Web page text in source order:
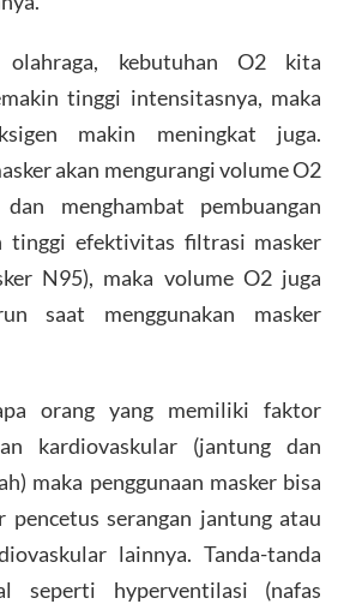
olahraga, kebutuhan O2 kita
tinggi intensitasnya, maka
makin meningkat juga.
akan mengurangi volume O2
menghambat pembuangan
tinggi efektivitas filtrasi masker
N95), maka volume O2 juga
saat menggunakan masker
orang yang memiliki faktor
kardiovaskular (jantung dan
maka penggunaan masker bisa
pencetus serangan jantung atau
lainnya. Tanda-tanda
seperti hyperventilasi (nafas